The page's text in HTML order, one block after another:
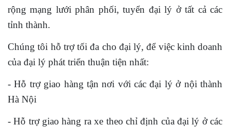
rộng mạng lưới phân phối, tuyển đại lý ở tất cả các
tỉnh thành.
Chúng tôi hỗ trợ tối đa cho đại lý, để việc kinh doanh
của đại lý phát triển thuận tiện nhất:
- Hỗ trợ giao hàng tận nơi với các đại lý ở nội thành
Hà Nội
- Hỗ trợ giao hàng ra xe theo chỉ định của đại lý ở các